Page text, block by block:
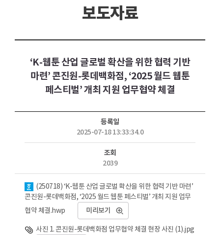
보도자료
‘K-웹툰 산업 글로벌 확산을 위한 협력 기반
마련’ 콘진원-롯데백화점, ‘2025 월드 웹툰
페스티벌’ 개최 지원 업무협약 체결
등록일
2025-07-18 13:33:34.0
조회
2039
(250718) ‘K-웹툰 산업 글로벌 확산을 위한 협력 기반 마련’
콘진원-롯데백화점, ‘2025 월드 웹툰 페스티벌’ 개최 지원 업무
협약 체결.hwp
미리보기
사진 1. 콘진원-롯데백화점 업무협약 체결 현장 사진 (1).jpg